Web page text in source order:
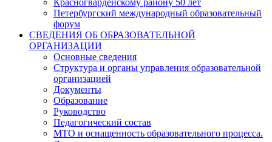
Красногвардейскому району 50 лет
Петербургский международный образовательный
форум
СВЕДЕНИЯ ОБ ОБРАЗОВАТЕЛЬНОЙ
ОРГАНИЗАЦИИ
Основные сведения
Структура и органы управления образовательной
организацией
Документы
Образование
Руководство
Педагогический состав
МТО и оснащенность образовательного процесса.